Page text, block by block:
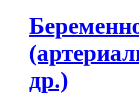
др.)